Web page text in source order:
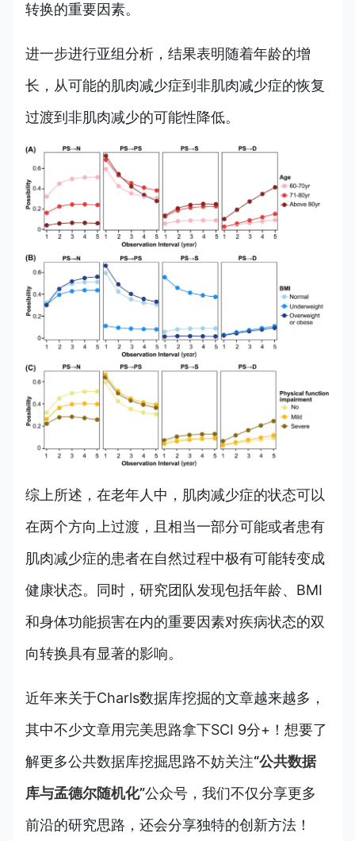
转换的重要因素。
进一步进行亚组分析，结果表明随着年龄的增
长，从可能的肌肉减少症到非肌肉减少症的恢复
过渡到非肌肉减少的可能性降低。
综上所述，在老年人中，肌肉减少症的状态可以
在两个方向上过渡，且相当一部分可能或者患有
肌肉减少症的患者在自然过程中极有可能转变成
健康状态。同时，研究团队发现包括年龄、BMI
和身体功能损害在内的重要因素对疾病状态的双
向转换具有显著的影响。
近年来关于Charls数据库挖掘的文章越来越多，
其中不少文章用完美思路拿下SCI 9分+！想要了
解更多公共数据库挖掘思路不妨关注“公共数据
库与孟德尔随机化”公众号，我们不仅分享更多
前沿的研究思路，还会分享独特的创新方法！